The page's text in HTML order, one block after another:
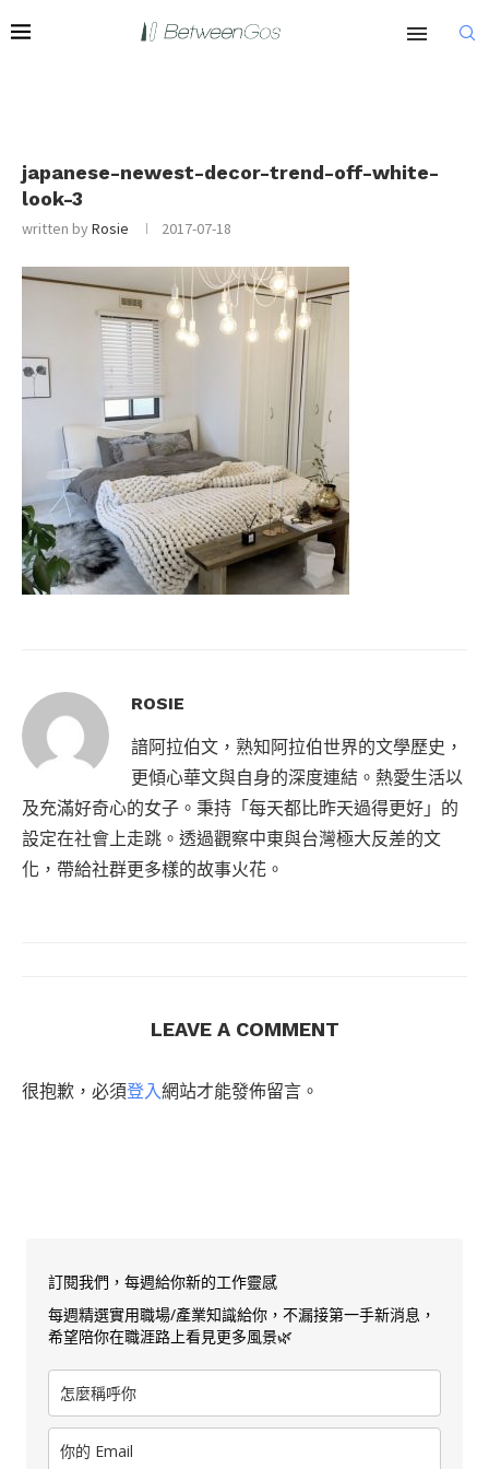
japanese-newest-decor-trend-off-white-
look-3
written byRosie 2017-07-18
ROSIE
諳阿拉伯文，熟知阿拉伯世界的文學歷史，
更傾心華文與自身的深度連結。熱愛生活以
及充滿好奇心的女子。秉持「每天都比昨天過得更好」的
設定在社會上走跳。透過觀察中東與台灣極大反差的文
化，帶給社群更多樣的故事火花。
LEAVE A COMMENT
很抱歉，必須登入網站才能發佈留言。
訂閱我們，每週給你新的工作靈感
每週精選實用職場/產業知識給你，不漏接第一手新消息，
希望陪你在職涯路上看見更多風景🌿